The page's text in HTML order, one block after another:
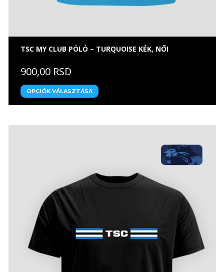
TSC MY CLUB PÓLÓ – TURQUOISE KÉK, NŐI
900,00 RSD
OPCIÓK VÁLASZTÁSA